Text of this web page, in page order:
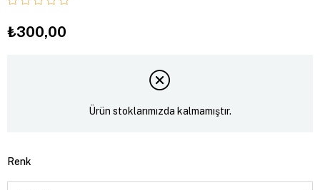
₺300,00
Ürün stoklarımızda kalmamıştır.
Renk